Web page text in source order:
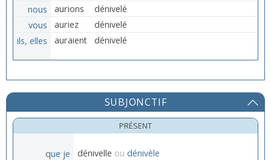
nous
aurions
dénivelé
vous
auriez
dénivelé
ils, elles
auraient dénivelé
SUBJONCTIF
PRÉSENT
que je dénivelle ou dénivèle